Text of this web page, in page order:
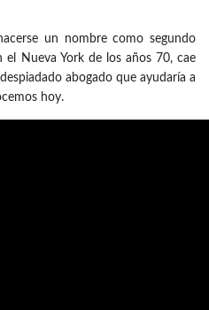
un nombre como segundo
el Nueva York de los años 70, cae
abogado que ayudaría a
hoy.